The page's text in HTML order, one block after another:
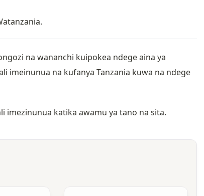
na wananchi kuipokea ndege aina ya
imeinunua na kufanya Tanzania kuwa na ndege
imezinunua katika awamu ya tano na sita.